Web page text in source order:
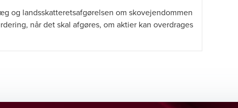
og landsskatteretsafgørelsen om skovejendommen
når det skal afgøres, om aktier kan overdrages